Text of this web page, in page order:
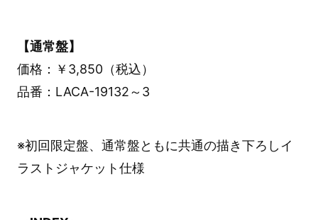
【通常盤】
価格：￥3,850（税込）
品番：LACA-19132～3
※初回限定盤、通常盤ともに共通の描き下ろしイ
ラストジャケット仕様